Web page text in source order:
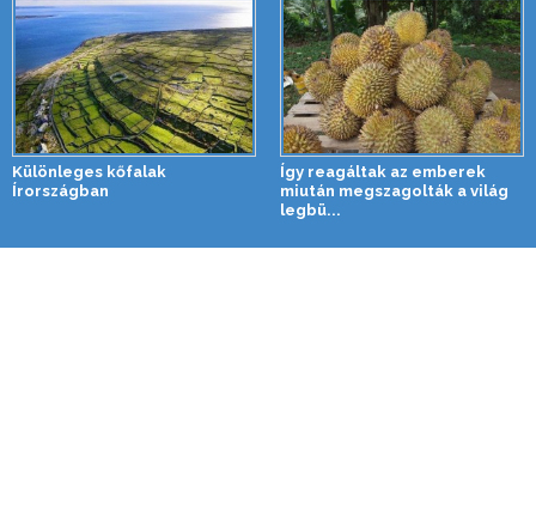
Különleges kőfalak
Írországban
Így reagáltak az emberek
miután megszagolták a világ
legbü...